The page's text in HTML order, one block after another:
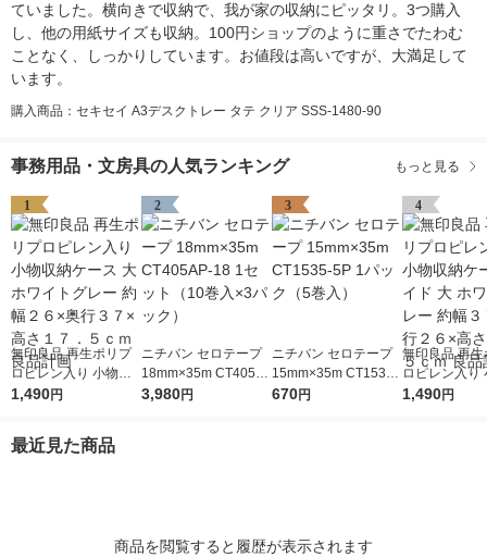
ていました。横向きで収納で、我が家の収納にピッタリ。3つ購入
し、他の用紙サイズも収納。100円ショップのように重さでたわむ
ことなく、しっかりしています。お値段は高いですが、大満足して
います。
購入商品：セキセイ A3デスクトレー タテ クリア SSS-1480-90
事務用品・文房具の人気ランキング もっと見る
1
無印良品 再生ポリプ
ロピレン入り 小物収
納ケース 大 ホワイト
ｍ 良品計画
1,490円
2
ニチバン セロテープ
18mm×35m CT405A
P-18 1セット（10巻
3,980円
3
ニチバン セロテープ
15mm×35m CT1535-
5P 1パック（5巻入）
670円
4
無印良品 再生
ロピレン入り
納ケース ワイ
1,490円
最近見た商品
商品を閲覧すると履歴が表示されます